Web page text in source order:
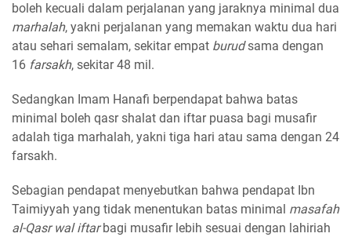
boleh kecuali dalam perjalanan yang jaraknya minimal dua
marhalah, yakni perjalanan yang memakan waktu dua hari
atau sehari semalam, sekitar empat burudsama dengan
16 farsakh, sekitar 48 mil.
Sedangkan Imam Hanafi berpendapat bahwa batas
minimal boleh qasr shalat dan iftar puasa bagi musafir
adalah tiga marhalah, yakni tiga hari atau sama dengan 24
farsakh.
Sebagian pendapat menyebutkan bahwa pendapat Ibn
Taimiyyah yang tidak menentukan batas minimal masafah
al-Qasr wal iftarbagi musafir lebih sesuai dengan lahiriah